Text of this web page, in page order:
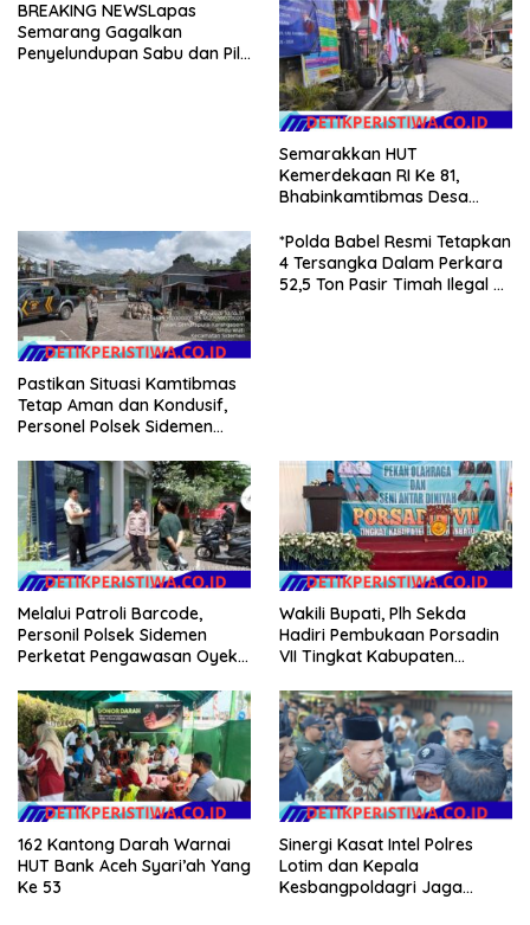
BREAKING NEWSLapas
Semarang Gagalkan
Penyelundupan Sabu dan Pil
Semarakkan HUT
Kemerdekaan RI Ke 81,
Bhabinkamtibmas Desa
Warganya Kibarkan Bendera
Merah Putih
Pastikan Situasi Kamtibmas
Tetap Aman dan Kondusif,
Personel Polsek Sidemen
*Polda Babel Resmi Tetapkan
4 Tersangka Dalam Perkara
52,5 Ton Pasir Timah Ilegal Di
Melalui Patroli Barcode,
Personil Polsek Sidemen
Perketat Pengawasan Oyek
Wakili Bupati, Plh Sekda
Hadiri Pembukaan Porsadin
VII Tingkat Kabupaten
162 Kantong Darah Warnai
HUT Bank Aceh Syari’ah Yang
Ke 53
Sinergi Kasat Intel Polres
Lotim dan Kepala
Kesbangpoldagri Jaga